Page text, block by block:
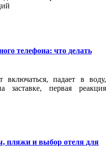
телефона: что делать
включаться, падает в воду,
заставке, первая реакция
пляжи и выбор отеля для